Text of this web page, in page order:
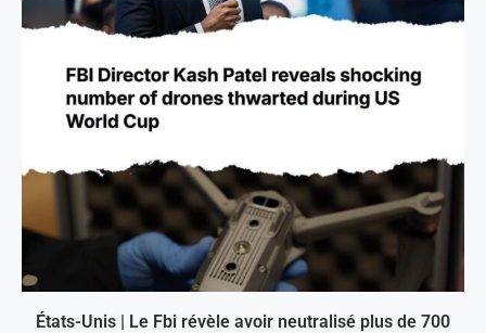
États-Unis | Le Fbi révèle avoir neutralisé plus de 700